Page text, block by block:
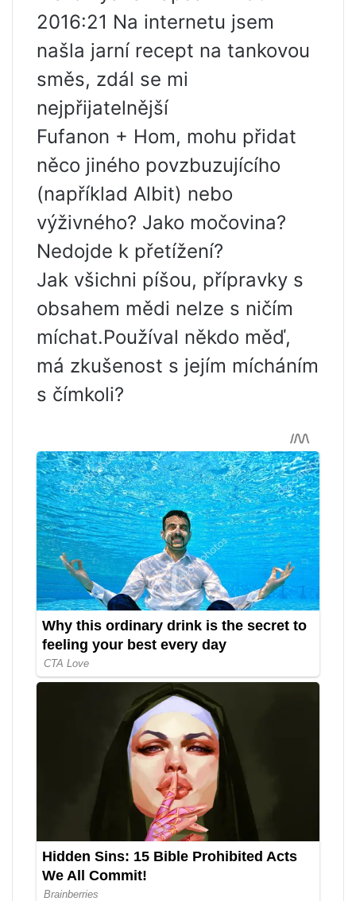
2016:21 Na internetu jsem
našla jarní recept na tankovou
směs, zdál se mi
nejpřijatelnější
Fufanon + Hom, mohu přidat
něco jiného povzbuzujícího
(například Albit) nebo
výživného? Jako močovina?
Nedojde k přetížení?
Jak všichni píšou, přípravky s
obsahem mědi nelze s ničím
míchat.Používal někdo měď,
má zkušenost s jejím mícháním
s čímkoli?